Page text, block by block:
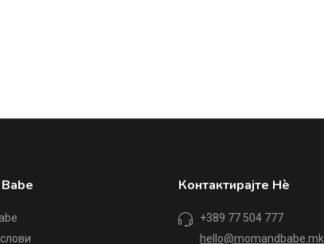
Контактирајте Нè
+389 77 504 777
hello@momandbabe.mk